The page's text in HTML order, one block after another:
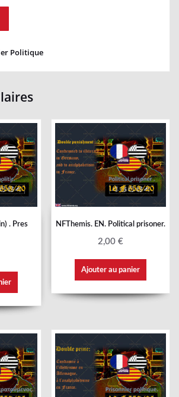
Politique
. Pres
NFThemis. EN. Political prisoner.
2,00€
Ajouter au panier